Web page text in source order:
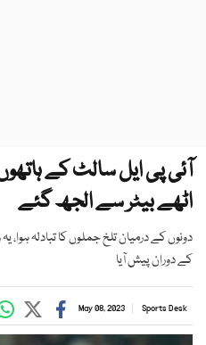
آئی پی ایل سالٹ کے
اٹھے بیٹر سے الجھ گئے
دونوں کے درمیان تلخ جملوں کا تبادلہ ہوا،
کے دوران پیش آیا
Sports Desk
May 08, 2023